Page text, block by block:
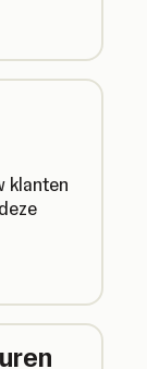
klanten